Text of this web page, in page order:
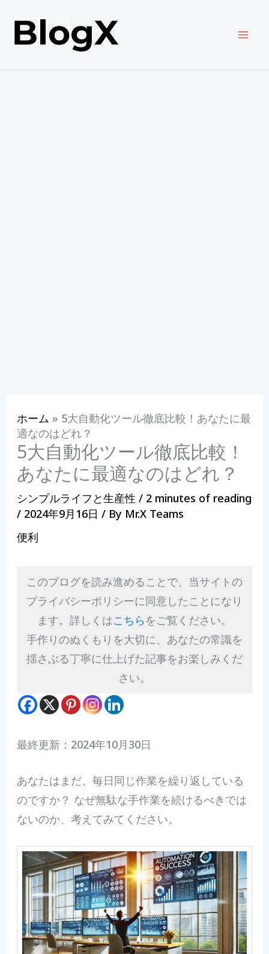
ス
ホーム » 5大自動化ツール徹底比較！あなたに最
適なのはどれ？
5大自動化ツール徹底比較！
あなたに最適なのはどれ？
シンプルライフと生産性 / 2 minutes of reading
/ 2024年9月16日 / By Mr.X Teams
便利
このブログを読み進めることで、当サイトの
プライバシーポリシーに同意したことになり
ます。詳しくはこちら をご覧ください。
手作りのぬくもりを大切に、あなたの常識を
揺さぶる丁寧に仕上げた記事をお楽しみくだ
さい。
最終更新：2024年10月30日
あなたはまだ、毎日同じ作業を繰り返している
のですか？ なぜ無駄な手作業を続けるべきでは
ないのか、考えてみてください。